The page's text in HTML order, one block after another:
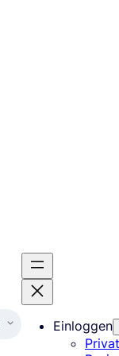
Einloggen
Privat